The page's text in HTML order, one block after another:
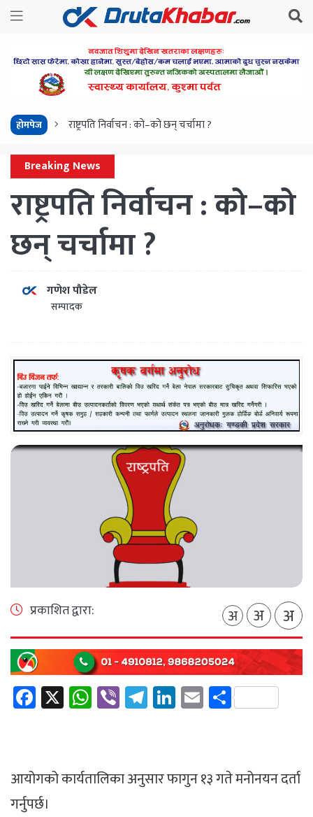
होमपेज राष्ट्रपति निर्वाचन : को–को छन् चर्चामा ?
Breaking News
राष्ट्रपति निर्वाचन : को–को
छन् चर्चामा ?
गणेश पौडेल
सम्पादक
प्रकाशित द्वारा: अ अ अ
Facebook
X WhatsApp
ViberTelegram
LinkedIn
EmailShare
आयोगको कार्यतालिका अनुसार फागुन १३ गते मनोनयन दर्ता
गर्नुपर्छ।